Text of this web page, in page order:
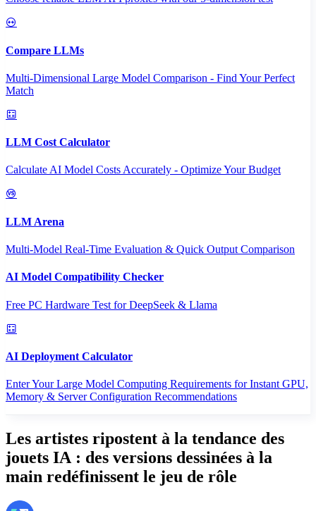
Compare LLMs
Multi-Dimensional Large Model Comparison - Find Your Perfect
Match
LLM Cost Calculator
Calculate AI Model Costs Accurately - Optimize Your Budget
LLM Arena
Multi-Model Real-Time Evaluation & Quick Output Comparison
AI Model Compatibility Checker
Free PC Hardware Test for DeepSeek & Llama
AI Deployment Calculator
Enter Your Large Model Computing Requirements for Instant GPU,
Memory & Server Configuration Recommendations
Les artistes ripostent à la tendance des
jouets IA : des versions dessinées à la
main redéfinissent le jeu de rôle